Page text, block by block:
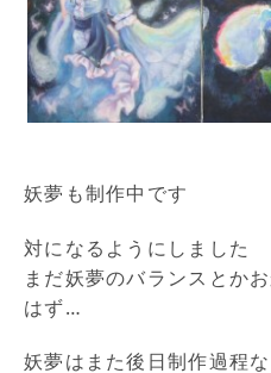
妖夢も制作中です
対になるようにしました
まだ妖夢のバランスとか
はず…
妖夢はまた後日制作過程